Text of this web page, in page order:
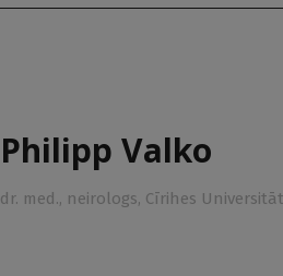
Philipp Valko
dr. med., neirologs, Cīrihes